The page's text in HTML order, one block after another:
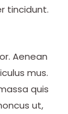
tincidunt.
Aenean
mus.
quis
ut,